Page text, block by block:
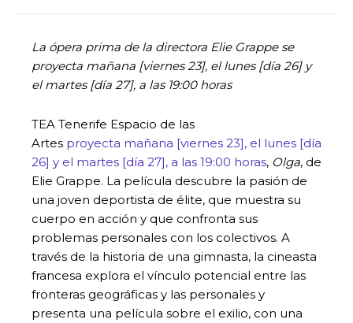
La ópera prima de la directora Elie Grappe se
proyecta mañana [viernes 23], el lunes [día 26] y
el martes [día 27], a las 19:00 horas
TEA Tenerife Espacio de las
Artes proyecta mañana [viernes 23], el lunes [día
26] y el martes [día 27], a las 19:00 horas, Olga, de
Elie Grappe. La película descubre la pasión de
una joven deportista de élite, que muestra su
cuerpo en acción y que confronta sus
problemas personales con los colectivos. A
través de la historia de una gimnasta, la cineasta
francesa explora el vínculo potencial entre las
fronteras geográficas y las personales y
presenta una película sobre el exilio, con una